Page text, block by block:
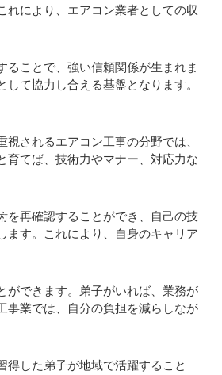
れにより、エアコン業者としての収
ることで、強い信頼関係が生まれま
て協力し合える基盤となります。
されるエアコン工事の分野では、
育てば、技術力やマナー、対応力な
を再確認することができ、自己の技
ます。これにより、自身のキャリア
ができます。弟子がいれば、業務が
事業では、自分の負担を減らしなが
得した弟子が地域で活躍すること